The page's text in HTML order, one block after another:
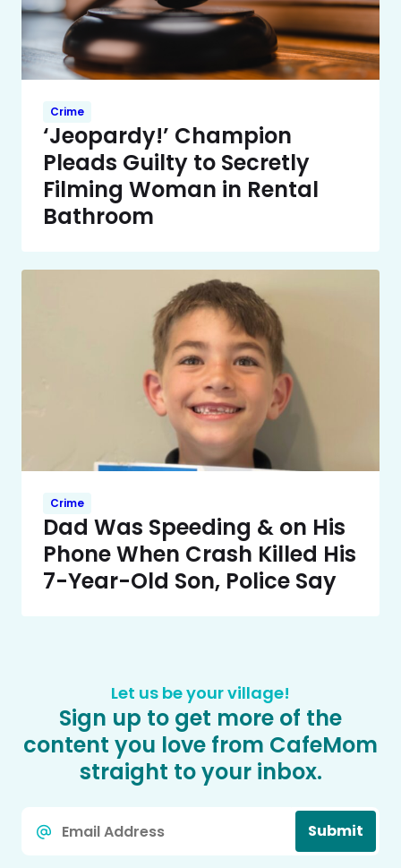
Crime
‘Jeopardy!’ Champion
Pleads Guilty to Secretly
Filming Woman in Rental
Bathroom
Crime
Dad Was Speeding & on His
Phone When Crash Killed His
7-Year-Old Son, Police Say
Let us be your village!
Sign up to get more of the
content you love from CafeMom
straight to your inbox.
Submit